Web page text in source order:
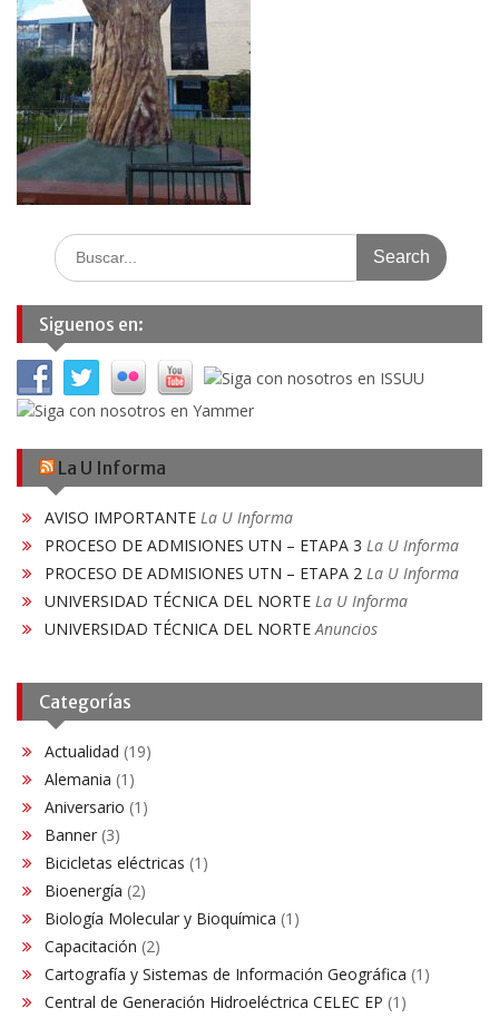
Search
for:
Siguenos en:
La U Informa
AVISO IMPORTANTE La U Informa
PROCESO DE ADMISIONES UTN – ETAPA 3 La U Informa
PROCESO DE ADMISIONES UTN – ETAPA 2 La U Informa
UNIVERSIDAD TÉCNICA DEL NORTE La U Informa
UNIVERSIDAD TÉCNICA DEL NORTE Anuncios
Categorías
Actualidad (19)
Alemania (1)
Aniversario (1)
Banner (3)
Bicicletas eléctricas (1)
Bioenergía (2)
Biología Molecular y Bioquímica (1)
Capacitación (2)
Cartografía y Sistemas de Información Geográfica (1)
Central de Generación Hidroeléctrica CELEC EP (1)